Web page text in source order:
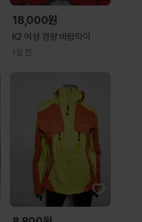
18,000원
K2 여성 경량 바람막이
1일 전